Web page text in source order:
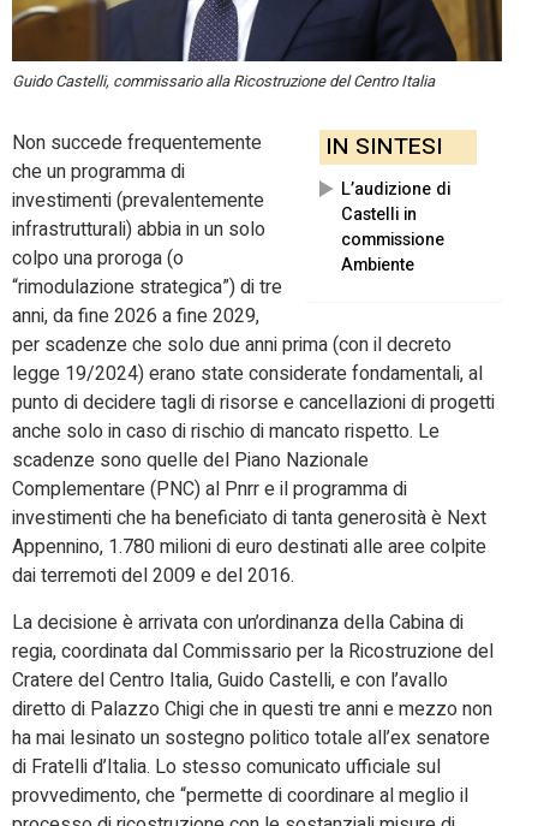
Guido Castelli, commissario alla Ricostruzione del Centro Italia
IN SINTESI
L’audizione di
Castelli in
commissione
Ambiente
Non succede frequentemente
che un programma di
investimenti (prevalentemente
infrastrutturali) abbia in un solo
colpo una proroga (o
“rimodulazione strategica”) di tre
anni, da fine 2026 a fine 2029,
per scadenze che solo due anni prima (con il decreto
legge 19/2024) erano state considerate fondamentali, al
punto di decidere tagli di risorse e cancellazioni di progetti
anche solo in caso di rischio di mancato rispetto. Le
scadenze sono quelle del Piano Nazionale
Complementare (PNC) al Pnrr e il programma di
investimenti che ha beneficiato di tanta generosità è Next
Appennino, 1.780 milioni di euro destinati alle aree colpite
dai terremoti del 2009 e del 2016.
La decisione è arrivata con un’ordinanza della Cabina di
regia, coordinata dal Commissario per la Ricostruzione del
Cratere del Centro Italia, Guido Castelli, e con l’avallo
diretto di Palazzo Chigi che in questi tre anni e mezzo non
ha mai lesinato un sostegno politico totale all’ex senatore
di Fratelli d’Italia. Lo stesso comunicato ufficiale sul
provvedimento, che “permette di coordinare al meglio il